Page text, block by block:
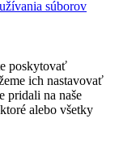
súborov
poskytovať
ich nastavovať
pridali na naše
alebo všetky